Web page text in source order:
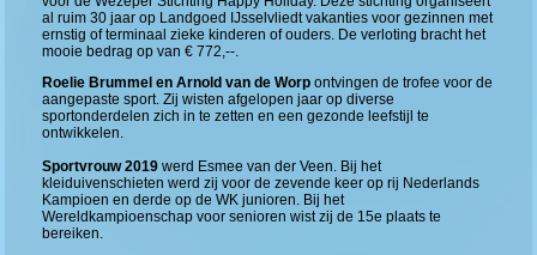
al ruim 30 jaar op Landgoed IJsselvliedt vakanties voor gezinnen met
ernstig of terminaal zieke kinderen of ouders. De verloting bracht het
mooie bedrag op van € 772,--.
Roelie Brummel en Arnold van de Worp ontvingen de trofee voor de
aangepaste sport. Zij wisten afgelopen jaar op diverse
sportonderdelen zich in te zetten en een gezonde leefstijl te
ontwikkelen.
Sportvrouw 2019 werd Esmee van der Veen. Bij het
kleiduivenschieten werd zij voor de zevende keer op rij Nederlands
Kampioen en derde op de WK junioren. Bij het
Wereldkampioenschap voor senioren wist zij de 15e plaats te
bereiken.